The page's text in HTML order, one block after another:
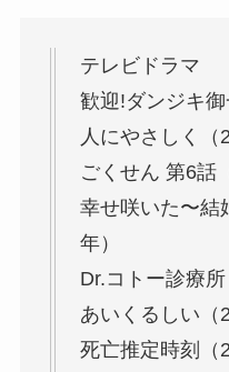
テレビドラマ
歓迎!ダンジキ御
人にやさしく（
ごくせん 第6話
幸せ咲いた〜結
年）
Dr.コトー診療所
あいくるしい（
死亡推定時刻（